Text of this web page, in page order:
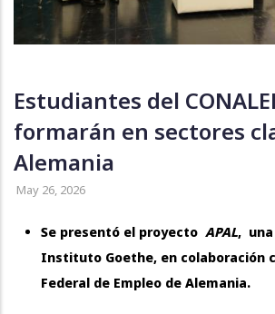
Estudiantes del
formarán en sectores
Alemania
May 26, 2026
Se presentó el proyecto APAL,
Instituto Goethe, en colaboración
Federal de Empleo de Alemania.